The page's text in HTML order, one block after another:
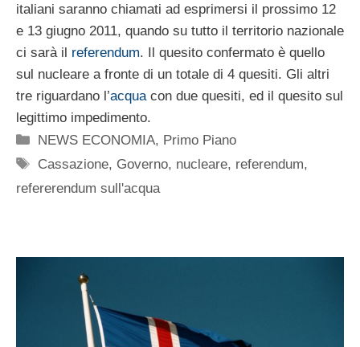
italiani saranno chiamati ad esprimersi il prossimo 12
e 13 giugno 2011, quando su tutto il territorio nazionale
ci sarà il referendum. Il quesito confermato è quello
sul nucleare a fronte di un totale di 4 quesiti. Gli altri
tre riguardano l’acqua con due quesiti, ed il quesito sul
legittimo impedimento.
Categorie
NEWS ECONOMIA, Primo Piano
Tag
Cassazione, Governo, nucleare, referendum,
refererendum sull'acqua